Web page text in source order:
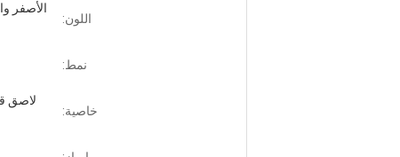
اللون:
الأصفر
نمط:
خاصية:
لاصق